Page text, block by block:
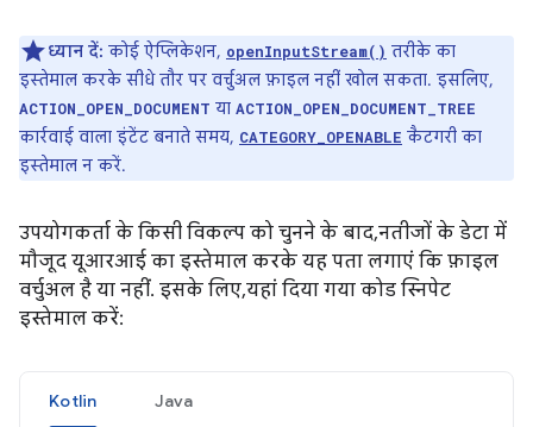
ध्यान दें: कोई ऐप्लिकेशन, openInputStream() तरीके का
इस्तेमाल करके सीधे तौर पर वर्चुअल फ़ाइल नहीं खोल सकता. इसलिए,
ACTION_OPEN_DOCUMENT या ACTION_OPEN_DOCUMENT_TREE
कार्रवाई वाला इंटेंट बनाते समय, CATEGORY_OPENABLE कैटगरी का
इस्तेमाल न करें.
उपयोगकर्ता के किसी विकल्प को चुनने के बाद, नतीजों के डेटा में
मौजूद यूआरआई का इस्तेमाल करके यह पता लगाएं कि फ़ाइल
वर्चुअल है या नहीं. इसके लिए, यहां दिया गया कोड स्निपेट
इस्तेमाल करें:
Kotlin Java